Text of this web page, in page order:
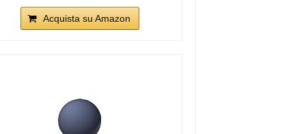
Acquista su Amazon